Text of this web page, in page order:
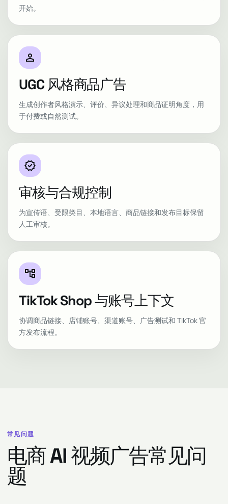
开始。
person
UGC 风格商品广告
生成创作者风格演示、评价、异议处理和商品证明角度，用
于付费或自然测试。
verified
审核与合规控制
为宣传语、受限类目、本地语言、商品链接和发布目标保留
人工审核。
account_tree
TikTok Shop 与账号上下文
协调商品链接、店铺账号、渠道账号、广告测试和 TikTok 官
方发布流程。
常见问题
电商 AI 视频广告常见问
题